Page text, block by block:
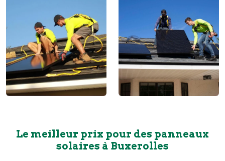
Le meilleur prix pour des panneaux
solaires à Buxerolles